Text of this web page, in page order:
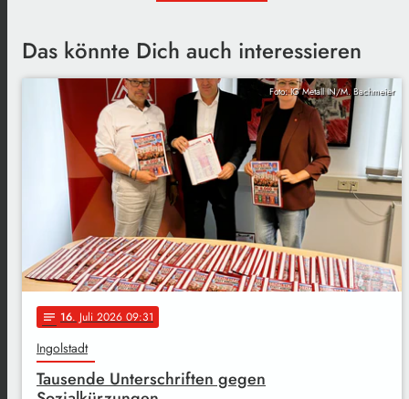
Das könnte Dich auch interessieren
Foto: IG Metall IN/M. Bachmeier
notes 16. Juli 2026 09:31
Ingolstadt
Tausende Unterschriften gegen